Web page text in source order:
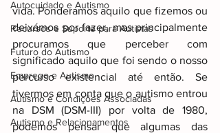
Autocuidado e Autismo
Recursos e Suporte para Autistas
Futuro do Autismo
Emprego e Autismo
Autismo e Condições Associadas
Autismo e Relacionamentos
vida. Ponderamos aquilo que fizemos ou
deixámos por fazer, mas principalmente
procuramos que perceber com
significado aquilo que foi sendo o nosso
percurso existencial até então. Se
tivermos em conta que o autismo entrou
na DSM (DSM-III) por volta de 1980,
podemos pensar que algumas das